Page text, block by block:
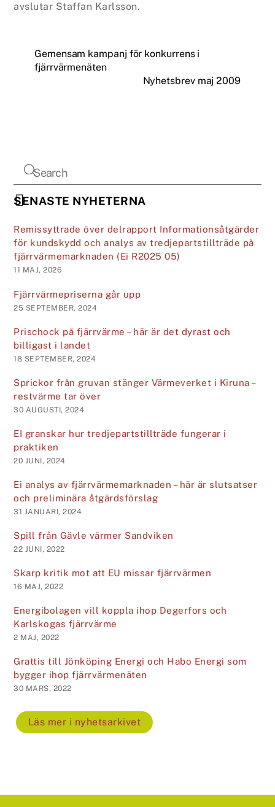
avslutar Staffan Karlsson.
Gemensam kampanj för konkurrens i
fjärrvärmenäten
Nyhetsbrev maj 2009
SENASTE NYHETERNA
Remissyttrade över delrapport Informationsåtgärder
för kundskydd och analys av tredjepartstillträde på
fjärrvärmemarknaden (Ei R2025 05)
11 MAJ, 2026
Fjärrvärmepriserna går upp
25 SEPTEMBER, 2024
Prischock på fjärrvärme – här är det dyrast och
billigast i landet
18 SEPTEMBER, 2024
Sprickor från gruvan stänger Värmeverket i Kiruna –
restvärme tar över
30 AUGUSTI, 2024
EI granskar hur tredje­parts­tillträde fungerar i
praktiken
20 JUNI, 2024
Ei analys av fjärrvärmemarknaden – här är slutsatser
och preliminära åtgärdsförslag
31 JANUARI, 2024
Spill från Gävle värmer Sandviken
22 JUNI, 2022
Skarp kritik mot att EU missar fjärrvärmen
16 MAJ, 2022
Energibolagen vill koppla ihop Degerfors och
Karlskogas fjärrvärme
2 MAJ, 2022
Grattis till Jönköping Energi och Habo Energi som
bygger ihop fjärrvärmenäten
30 MARS, 2022
Läs mer i nyhetsarkivet